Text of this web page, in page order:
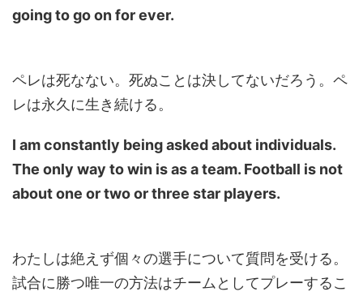
going to go on for ever.
ペレは死なない。死ぬことは決してないだろう。ペ
レは永久に生き続ける。
I am constantly being asked about individuals.
The only way to win is as a team. Football is not
about one or two or three star players.
わたしは絶えず個々の選手について質問を受ける。
試合に勝つ唯一の方法はチームとしてプレーするこ